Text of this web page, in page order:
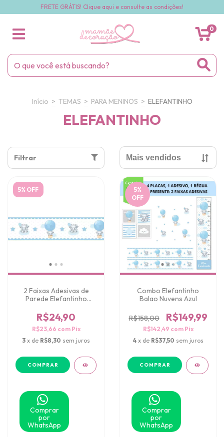
FRETE GRÁTIS! Clique aqui e consulte as condições!
0
Início > TEMAS > PARA MENINOS > ELEFANTINHO
ELEFANTINHO
Filtrar
5% OFF
2 Faixas Adesivas de
Parede Elefantinho
R$24,90
R$23,66 com Pix
3 x de R$8,30 sem juros
Comprar
por
WhatsApp
5%
OFF
Combo Elefantinho
Balao Nuvens Azul
R$158,00 R$149,99
R$142,49 com Pix
4 x de R$37,50 sem juros
Comprar
por
WhatsApp